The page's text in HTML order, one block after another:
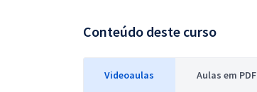
Conteúdo deste curso
Videoaulas Aulas em PDF